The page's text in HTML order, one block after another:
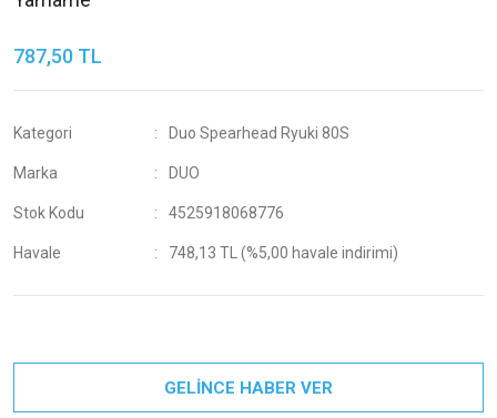
787,50 TL
Kategori Duo Spearhead Ryuki 80S
Marka DUO
Stok Kodu 4525918068776
Havale 748,13 TL (%5,00 havale indirimi)
GELİNCE HABER VER